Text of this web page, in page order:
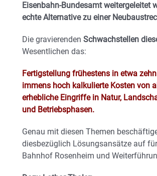
Eisenbahn-Bundesamt weitergeleitet
echte Alternative zu einer
Die gravierenden Schwachstellen
Wesentlichen das:
Fertigstellung frühestens in etwa
immens hoch kalkulierte Kosten von
erhebliche Eingriffe in Natur,
und Betriebsphasen.
Genau mit diesen Themen
diesbezüglich Lösungsansätze auf
Bahnhof Rosenheim und